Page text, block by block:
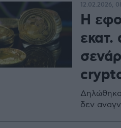
Η
εκατ.
δεν
12.02.2026,